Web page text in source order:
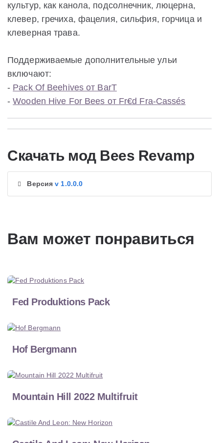
культур, как канола, подсолнечник, люцерна,
клевер, гречиха, фацелия, сильфия, горчица и
клеверная трава.
Поддерживаемые дополнительные ульи
включают:
- Pack Of Beehives от BarT
-Wooden Hive For Bees от Fr€d Fra-Cassés
Скачать мод Bees Revamp
Версияv 1.0.0.0
Вам может понравиться
Fed Produktions Pack
Hof Bergmann
Mountain Hill 2022 Multifruit